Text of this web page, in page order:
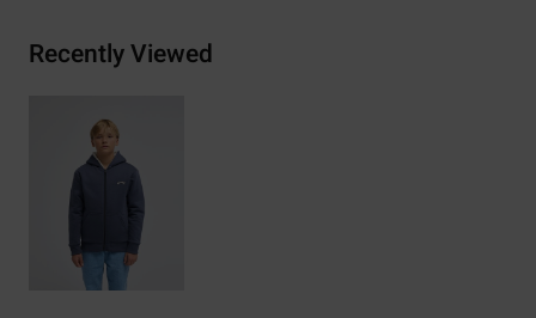
Recently Viewed